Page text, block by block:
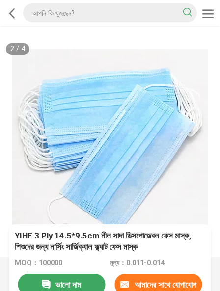
2/ 4
YIHE 3 Ply 14.5*9.5cm নীল সাদা ডিসপোজেবল ফেস মাস্ক,
শিশুদের জন্য নার্সিং সার্জিক্যাল ফ্ল্যাট ফেস মাস্ক
MOQ：100000 মূল্য：0.011-0.014
ভালো দাম আমাদের সাথে যোগাযোগ